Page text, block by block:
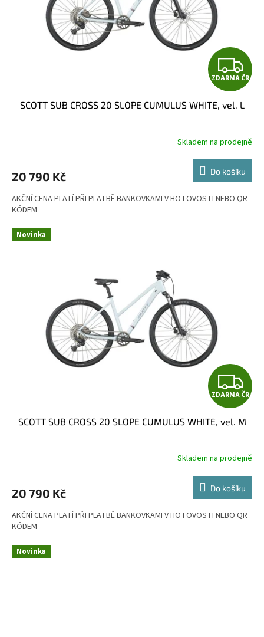
Z
D
A
R
M
A
ZDARMA ČR
SCOTT SUB CROSS 20 SLOPE CUMULUS WHITE, vel. L
Skladem na prodejně
20 790 Kč Do košíku
AKČNÍ CENA PLATÍ PŘI PLATBĚ BANKOVKAMI V HOTOVOSTI NEBO QR
KÓDEM
Novinka
Z
D
A
R
M
A
ZDARMA ČR
SCOTT SUB CROSS 20 SLOPE CUMULUS WHITE, vel. M
Skladem na prodejně
20 790 Kč Do košíku
AKČNÍ CENA PLATÍ PŘI PLATBĚ BANKOVKAMI V HOTOVOSTI NEBO QR
KÓDEM
Novinka